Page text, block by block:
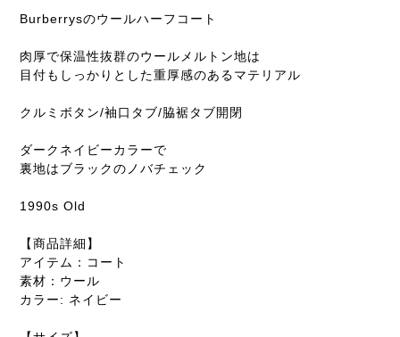
Burberrysのウールハーフコート
肉厚で保温性抜群のウールメルトン地は
目付もしっかりとした重厚感のあるマテリアル
クルミボタン/袖口タブ/脇裾タブ開閉
ダークネイビーカラーで
裏地はブラックのノバチェック
1990s Old
【商品詳細】
アイテム：コート
素材：ウール
カラー: ネイビー